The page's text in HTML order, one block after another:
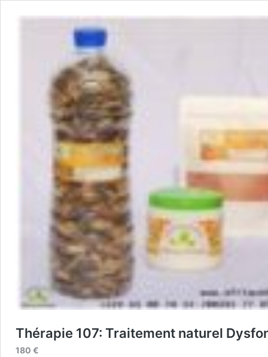
Thérapie 107: Traitement naturel
180 €